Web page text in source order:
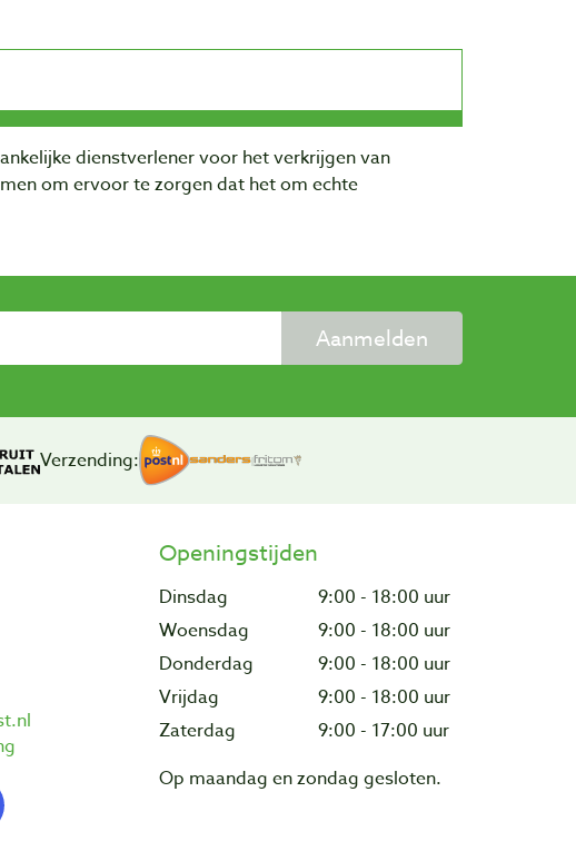
dienstverlener voor het verkrijgen van
om ervoor te zorgen dat het om echte
Aanmelden
Verzending:
Openingstijden
Dinsdag
9:00 - 18:00 uur
Woensdag
9:00 - 18:00 uur
Donderdag
9:00 - 18:00 uur
Vrijdag
9:00 - 18:00 uur
Zaterdag
9:00 - 17:00 uur
Op maandag en zondag gesloten.